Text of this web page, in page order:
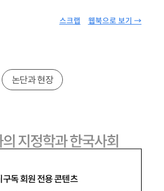
웹북으로 보기 →
스크랩
구독 회원 전용 콘텐츠
논단과 현장
지정학과 한국사회